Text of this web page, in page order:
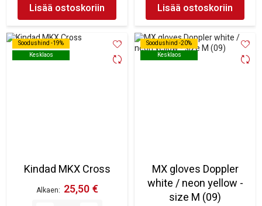
Lisää ostoskoriin Lisää ostoskoriin
Soodushind -19%
Kesklaos
Soodushind -19%
Kesklaos
Kindad MKX Cross
Alkaen 25,50 €
Soodushind -20%
Kesklaos
Soodushind -20%
Kesklaos
MX gloves Doppler
white / neon yellow -
size M (09)